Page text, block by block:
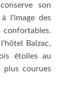
son
l'image des
confortables.
Balzac,
étoiles au
plus courues